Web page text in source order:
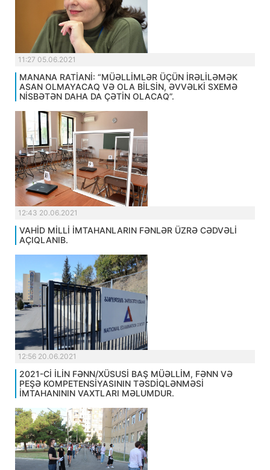
11:27 05.06.2021
MANANA RATİANİ: “MÜƏLLİMLƏR ÜÇÜN İRƏLİLƏMƏK
ASAN OLMAYACAQ VƏ OLA BİLSİN, ƏVVƏLKİ SXEMƏ
NİSBƏTƏN DAHA DA ÇƏTİN OLACAQ”.
12:43 20.06.2021
VAHİD MİLLİ İMTAHANLARIN FƏNLƏR ÜZRƏ CƏDVƏLİ
AÇIQLANIB.
12:56 20.06.2021
2021-Cİ İLİN FƏNN/XÜSUSİ BAŞ MÜƏLLİM, FƏNN VƏ
PEŞƏ KOMPETENSİYASININ TƏSDİQLƏNMƏSİ
İMTAHANININ VAXTLARI MƏLUMDUR.